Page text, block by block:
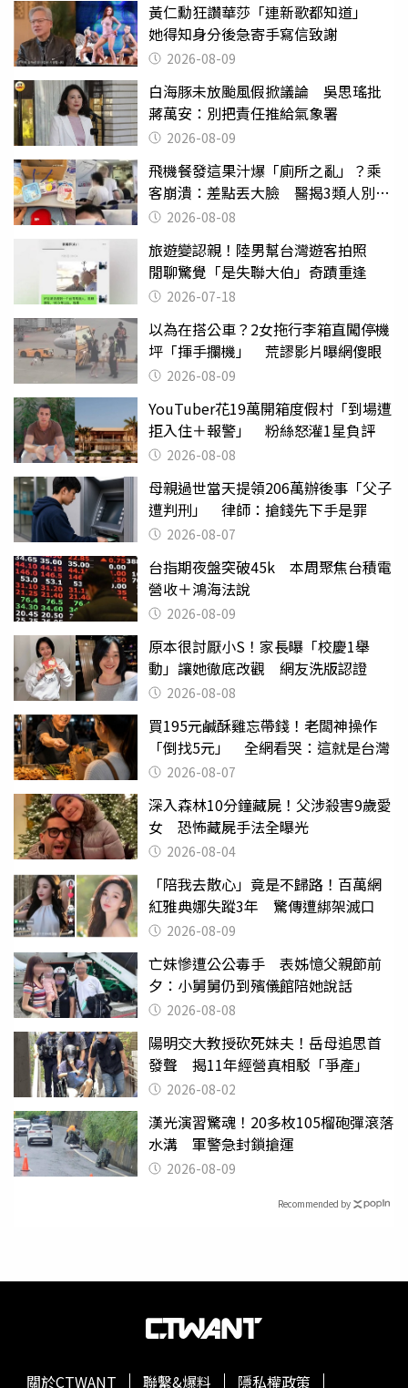
黃仁勳狂讚華莎「連新歌都知道」
她得知身分後急寄手寫信致謝
2026-08-09
白海豚未放颱風假掀議論 吳思瑤批
蔣萬安：別把責任推給氣象署
2026-08-09
飛機餐發這果汁爆「廁所之亂」？乘
客崩潰：差點丟大臉 醫揭3類人別亂
喝 2026-08-08
旅遊變認親！陸男幫台灣遊客拍照
閒聊驚覺「是失聯大伯」奇蹟重逢
2026-07-18
以為在搭公車？2女拖行李箱直闖停機
坪「揮手攔機」 荒謬影片曝網傻眼
2026-08-09
YouTuber花19萬開箱度假村「到場遭
拒入住＋報警」 粉絲怒灌1星負評
2026-08-08
母親過世當天提領206萬辦後事「父子
遭判刑」 律師：搶錢先下手是罪
2026-08-07
台指期夜盤突破45k 本周聚焦台積電
營收＋鴻海法說
2026-08-09
原本很討厭小S！家長曝「校慶1舉
動」讓她徹底改觀 網友洗版認證
2026-08-08
買195元鹹酥雞忘帶錢！老闆神操作
「倒找5元」 全網看哭：這就是台灣
2026-08-07
深入森林10分鐘藏屍！父涉殺害9歲愛
女 恐怖藏屍手法全曝光
2026-08-04
「陪我去散心」竟是不歸路！百萬網
紅雅典娜失蹤3年 驚傳遭綁架滅口
2026-08-09
亡妹慘遭公公毒手 表姊憶父親節前
夕：小舅舅仍到殯儀館陪她說話
2026-08-08
陽明交大教授砍死妹夫！岳母追思首
發聲 揭11年經營真相駁「爭產」
2026-08-02
漢光演習驚魂！20多枚105榴砲彈滾落
水溝 軍警急封鎖搶運
2026-08-09
Recommended by
關於CTWANT 聯繫&爆料 隱私權政策